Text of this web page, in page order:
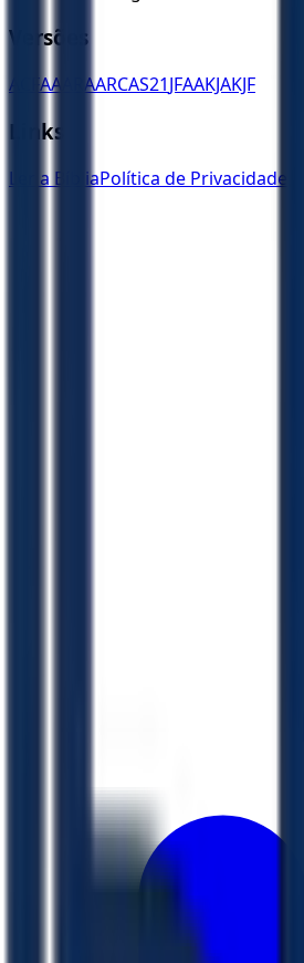
Versões
ACFAA ARAARCAS21JFAAKJAKJF
Links
Ler a BíbliaPolítica de Privacidade